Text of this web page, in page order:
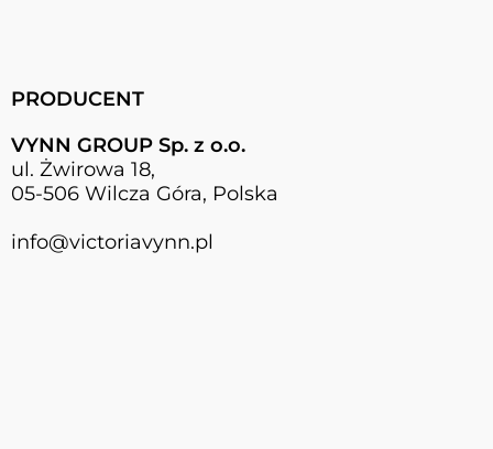
PRODUCENT
VYNN GROUP Sp. z o.o.
ul. Żwirowa 18,
05-506 Wilcza Góra, Polska
info@victoriavynn.pl